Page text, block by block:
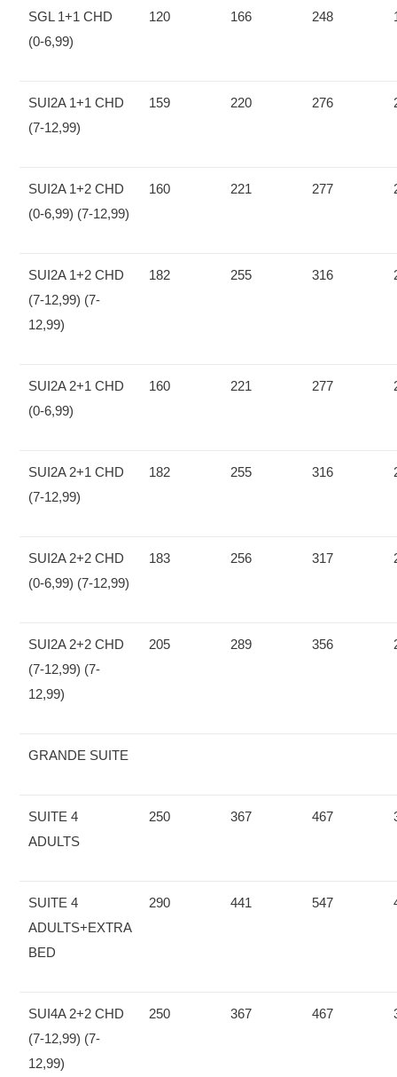
SGL 1+1 CHD
(0-6,99)
120 166 248
SUI2A 1+1 CHD
(7-12,99)
159 220 276
SUI2A 1+2 CHD
(0-6,99) (7-12,99)
160 221 277
SUI2A 1+2 CHD
(7-12,99) (7-
12,99)
182 255 316
SUI2A 2+1 CHD
(0-6,99)
160 221 277
SUI2A 2+1 CHD
(7-12,99)
182 255 316
SUI2A 2+2 CHD
(0-6,99) (7-12,99)
183 256 317
SUI2A 2+2 CHD
(7-12,99) (7-
12,99)
205 289 356
GRANDE SUITE
SUITE 4
ADULTS
250 367 467
SUITE 4
ADULTS+EXTRA
BED
290 441 547
SUI4A 2+2 CHD
(7-12,99) (7-
12,99)
250 367 467